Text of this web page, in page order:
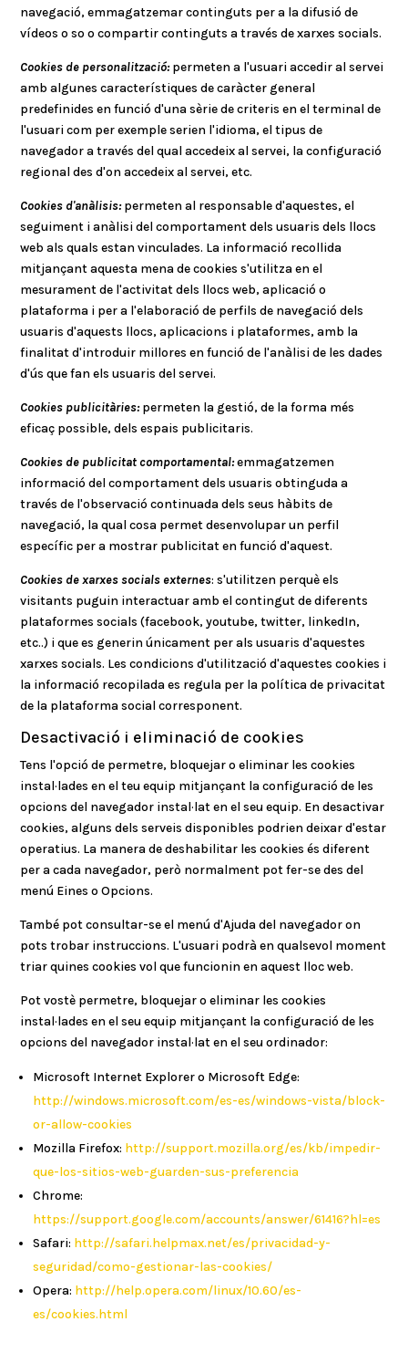
navegació, emmagatzemar continguts per a la difusió de
vídeos o so o compartir continguts a través de xarxes socials.
Cookies de personalització:permeten a l'usuari accedir al servei
amb algunes característiques de caràcter general
predefinides en funció d'una sèrie de criteris en el terminal de
l'usuari com per exemple serien l'idioma, el tipus de
navegador a través del qual accedeix al servei, la configuració
regional des d'on accedeix al servei, etc.
Cookies d'anàlisis:permeten al responsable d'aquestes, el
seguiment i anàlisi del comportament dels usuaris dels llocs
web als quals estan vinculades. La informació recollida
mitjançant aquesta mena de cookies s'utilitza en el
mesurament de l'activitat dels llocs web, aplicació o
plataforma i per a l'elaboració de perfils de navegació dels
usuaris d'aquests llocs, aplicacions i plataformes, amb la
finalitat d'introduir millores en funció de l'anàlisi de les dades
d'ús que fan els usuaris del servei.
Cookies publicitàries:permeten la gestió, de la forma més
eficaç possible, dels espais publicitaris.
Cookies de publicitat comportamental:emmagatzemen
informació del comportament dels usuaris obtinguda a
través de l'observació continuada dels seus hàbits de
navegació, la qual cosa permet desenvolupar un perfil
específic per a mostrar publicitat en funció d'aquest.
Cookies de xarxes socials externes: s'utilitzen perquè els
visitants puguin interactuar amb el contingut de diferents
plataformes socials (facebook, youtube, twitter, linkedIn,
etc..) i que es generin únicament per als usuaris d'aquestes
xarxes socials. Les condicions d'utilització d'aquestes cookies i
la informació recopilada es regula per la política de privacitat
de la plataforma social corresponent.
Desactivació i eliminació de cookies
Tens l'opció de permetre, bloquejar o eliminar les cookies
instal·lades en el teu equip mitjançant la configuració de les
opcions del navegador instal·lat en el seu equip. En desactivar
cookies, alguns dels serveis disponibles podrien deixar d'estar
operatius. La manera de deshabilitar les cookies és diferent
per a cada navegador, però normalment pot fer-se des del
menú Eines o Opcions.
També pot consultar-se el menú d'Ajuda del navegador on
pots trobar instruccions. L'usuari podrà en qualsevol moment
triar quines cookies vol que funcionin en aquest lloc web.
Pot vostè permetre, bloquejar o eliminar les cookies
instal·lades en el seu equip mitjançant la configuració de les
opcions del navegador instal·lat en el seu ordinador:
Microsoft Internet Explorer o Microsoft Edge:
http://windows.microsoft.com/es-es/windows-vista/block-
or-allow-cookies
Mozilla Firefox: http://support.mozilla.org/es/kb/impedir-
que-los-sitios-web-guarden-sus-preferencia
Chrome:
https://support.google.com/accounts/answer/61416?hl=es
Safari: http://safari.helpmax.net/es/privacidad-y-
seguridad/como-gestionar-las-cookies/
Opera: http://help.opera.com/linux/10.60/es-
es/cookies.html